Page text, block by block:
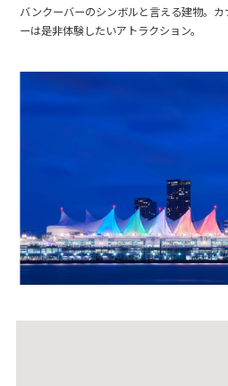
バンクーバーのシンボルと言える建物。
ーは是非体験したいアトラクション。